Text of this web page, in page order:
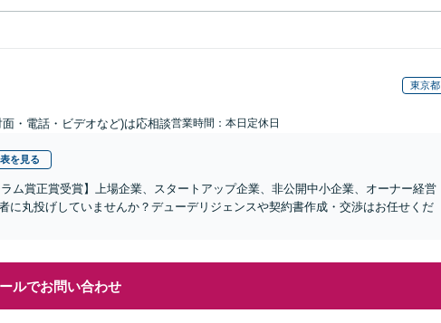
東京都
・電話・ビデオなど)は応相談営業時間：本日定休日
を見る
ム賞正賞受賞】上場企業、スタートアップ企業、非公開中小企業、オーナー経営
に丸投げしていませんか？デューデリジェンスや契約書作成・交渉はお任せくだ
ルでお問い合わせ